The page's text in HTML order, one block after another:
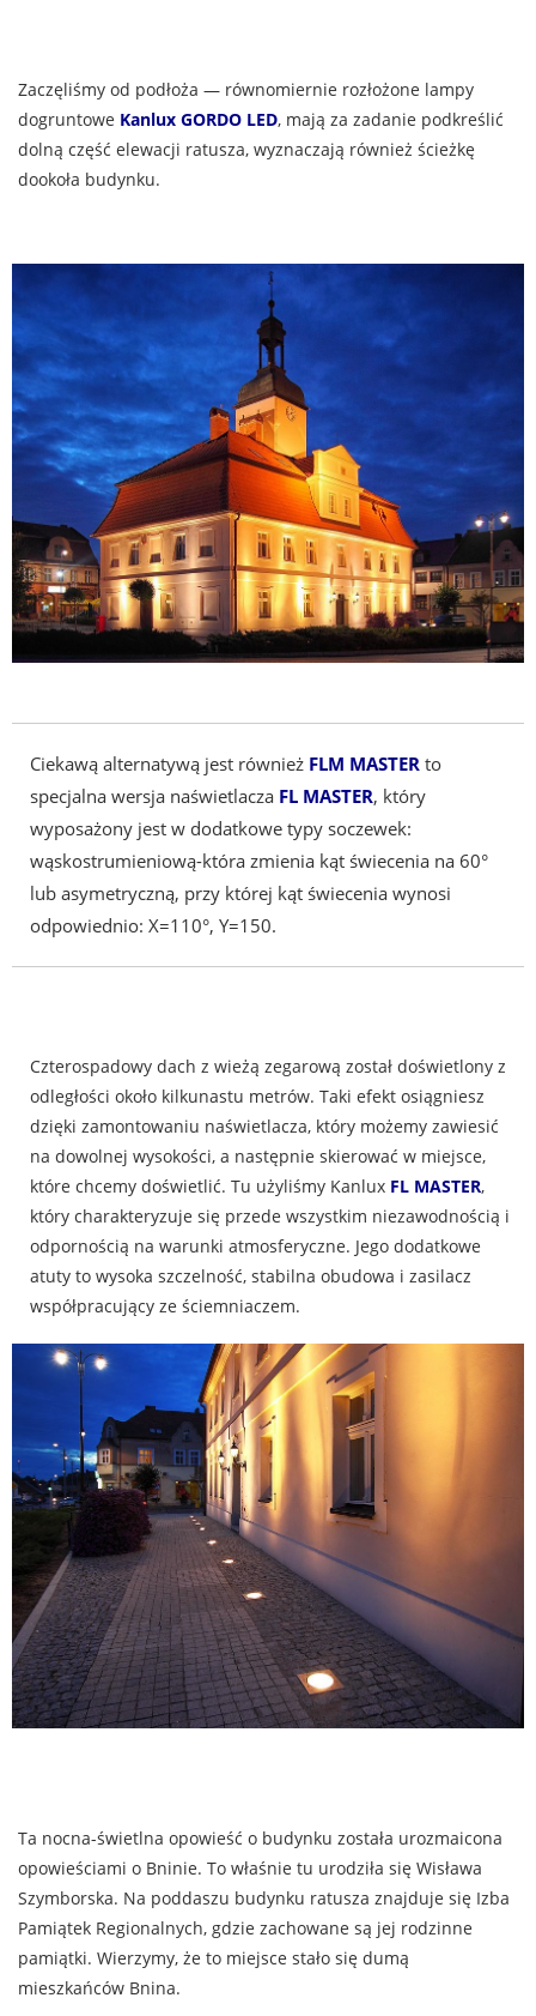
Zaczęliśmy od podłoża — równomiernie rozłożone lampy
dogruntowe Kanlux GORDO LED, mają za zadanie podkreślić
dolną część elewacji ratusza, wyznaczają również ścieżkę
dookoła budynku.
Ciekawą alternatywą jest również FLM MASTER to
specjalna wersja naświetlacza FL MASTER, który
wyposażony jest w dodatkowe typy soczewek:
wąskostrumieniową-która zmienia kąt świecenia na 60°
lub asymetryczną, przy której kąt świecenia wynosi
odpowiednio: X=110°, Y=150.
Czterospadowy dach z wieżą zegarową został doświetlony z
odległości około kilkunastu metrów. Taki efekt osiągniesz
dzięki zamontowaniu naświetlacza, który możemy zawiesić
na dowolnej wysokości, a następnie skierować w miejsce,
które chcemy doświetlić. Tu użyliśmy Kanlux FL MASTER,
który charakteryzuje się przede wszystkim niezawodnością i
odpornością na warunki atmosferyczne. Jego dodatkowe
atuty to wysoka szczelność, stabilna obudowa i zasilacz
współpracujący ze ściemniaczem.
Ta nocna-świetlna opowieść o budynku została urozmaicona
opowieściami o Bninie. To właśnie tu urodziła się Wisława
Szymborska. Na poddaszu budynku ratusza znajduje się Izba
Pamiątek Regionalnych, gdzie zachowane są jej rodzinne
pamiątki. Wierzymy, że to miejsce stało się dumą
mieszkańców Bnina.